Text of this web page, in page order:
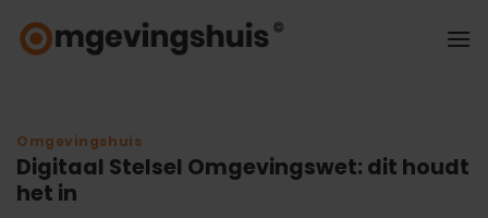
naar
Omgevingshuis
Digitaal Stelsel Omgevingswet: dit houdt
het in